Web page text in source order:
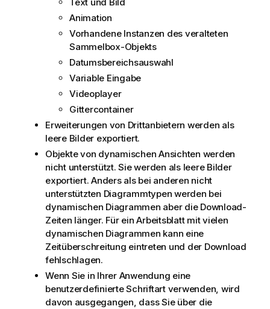
Animation
Vorhandene Instanzen des veralteten
Sammelbox-Objekts
Datumsbereichsauswahl
Variable Eingabe
Videoplayer
Gittercontainer
Erweiterungen von Drittanbietern werden als
leere Bilder exportiert.
Objekte von dynamischen Ansichten werden
nicht unterstützt. Sie werden als leere Bilder
exportiert. Anders als bei anderen nicht
unterstützten Diagrammtypen werden bei
dynamischen Diagrammen aber die Download-
Zeiten länger. Für ein Arbeitsblatt mit vielen
dynamischen Diagrammen kann eine
Zeitüberschreitung eintreten und der Download
fehlschlagen.
Wenn Sie in Ihrer Anwendung eine
benutzerdefinierte Schriftart verwenden, wird
davon ausgegangen, dass Sie über die